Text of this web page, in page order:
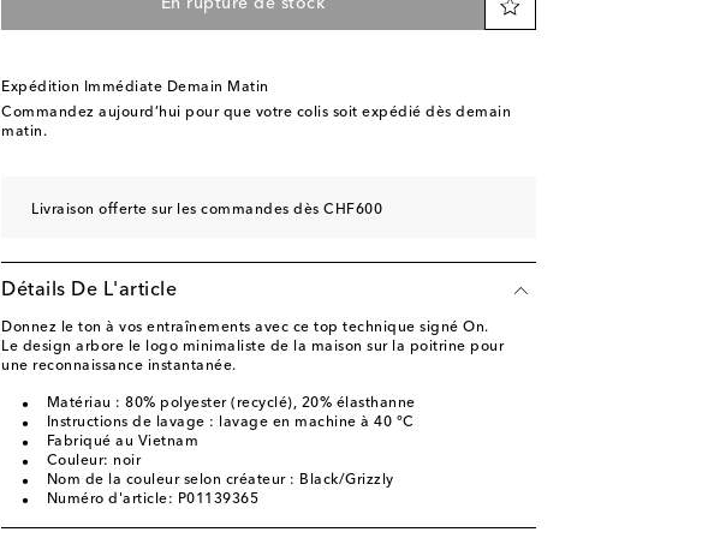
En rupture de stock
Expédition Immédiate Demain Matin
Commandez aujourd’hui pour que votre colis soit expédié dès demain
matin.
Livraison offerte sur les commandes dès CHF600
Détails De L'article
Donnez le ton à vos entraînements avec ce top technique signé On.
Le design arbore le logo minimaliste de la maison sur la poitrine pour
une reconnaissance instantanée.
Matériau : 80% polyester (recyclé), 20% élasthanne
Instructions de lavage : lavage en machine à 40 °C
Fabriqué au Vietnam
Couleur: noir
Nom de la couleur selon créateur : Black/Grizzly
Numéro d'article: P01139365